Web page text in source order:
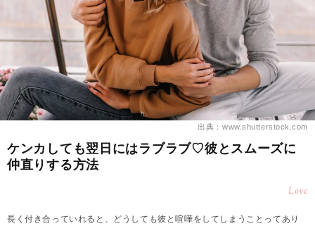
出典：www.shutterstock.com
ケンカしても翌日にはラブラブ♡彼とスムーズに
仲直りする方法
Love
長く付き合っていれると、どうしても彼と喧嘩をしてしまうことってあり